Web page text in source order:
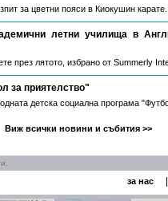
за цветни пояси в Киокушин
летни училища в
през лятото, избрано от Summerly
за приятелство"
детска социална програма
Виж всички новини и събития >>
за нас